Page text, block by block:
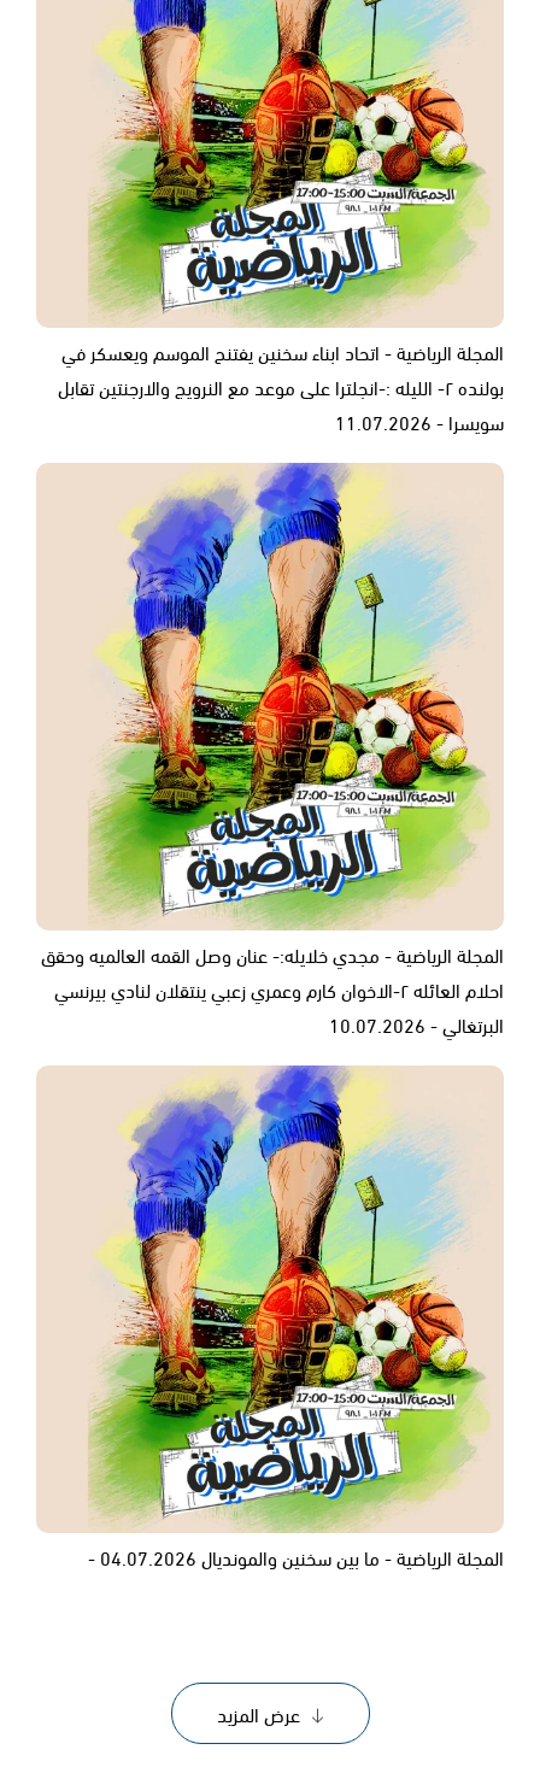
المجلة الرياضية - اتحاد ابناء سخنين يفتنح الموسم ويعسكر في
بولنده ٢- الليله :-انجلترا على موعد مع النرويج والارجنتين تقابل
سويسرا - 11.07.2026
المجلة الرياضية - مجدي خلايله:- عنان وصل القمه العالميه وحقق
احلام العائله ٢-الاخوان كارم وعمري زعبي ينتقلان لنادي بيرنسي
البرتغالي - 10.07.2026
المجلة الرياضية - ما بين سخنين والمونديال 04.07.2026 -
عرض المزيد